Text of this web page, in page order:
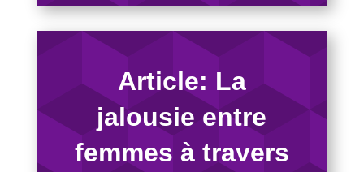
Article: La
jalousie entre
femmes à travers